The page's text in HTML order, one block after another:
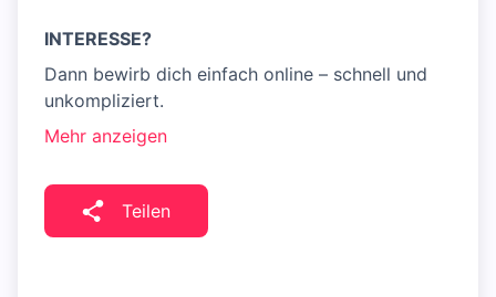
INTERESSE?
Dann bewirb dich einfach online – schnell und
unkompliziert.
Mehr anzeigen
Teilen